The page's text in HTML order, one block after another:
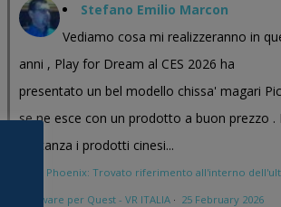
Stefano Emilio Marcon
Vediamo cosa mi realizzeranno in
anni , Play for Dream al CES 2026 ha
presentato un bel modello chissa' magari
se ne esce con un prodotto a buon prezzo .
sostanza i prodotti cinesi...
Meta Phoenix: Trovato riferimento all'interno
firmware per Quest - VR ITALIA · 25 February 2026